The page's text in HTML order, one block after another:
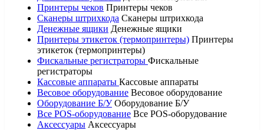
Принтеры чеков Принтеры чеков
Сканеры штрихкода Сканеры штрихкода
Денежные ящики Денежные ящики
Принтеры этикеток (термопринтеры) Принтеры
этикеток (термопринтеры)
Фискальные регистраторы Фискальные
регистраторы
Кассовые аппараты Кассовые аппараты
Весовое оборудование Весовое оборудование
Оборудование Б/У Оборудование Б/У
Все POS-оборудование Все POS-оборудование
Аксессуары Аксессуары